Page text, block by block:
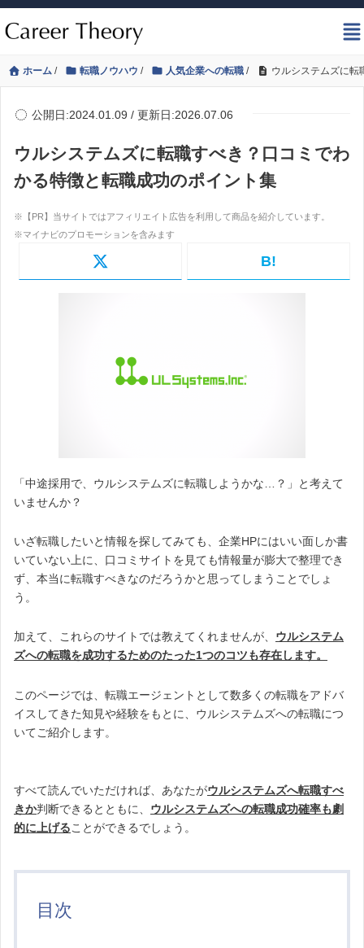
ホーム / 転職ノウハウ / 人気企業への転職 / ウルシステムズに転
公開日:2024.01.09 / 更新日:2026.07.06
ウルシステムズに転職すべき？口コミでわ
かる特徴と転職成功のポイント集
B!
「中途採用で、ウルシステムズに転職しようかな…？」と考えて
いませんか？
いざ転職したいと情報を探してみても、企業HPにはいい面しか書
いていない上に、口コミサイトを見ても情報量が膨大で整理でき
ず、本当に転職すべきなのだろうかと思ってしまうことでしょ
う。
加えて、これらのサイトでは教えてくれませんが、 ウルシステム
ズへの転職を成功するためのたった1つのコツも存在します。
このページでは、転職エージェントとして数多くの転職をアドバ
イスしてきた知見や経験をもとに、ウルシステムズへの転職につ
いてご紹介します。
すべて読んでいただければ、あなたがウルシステムズへ転職すべ
きか判断できるとともに、 ウルシステムズへの転職成功確率も劇
的に上げることができるでしょう。
目次